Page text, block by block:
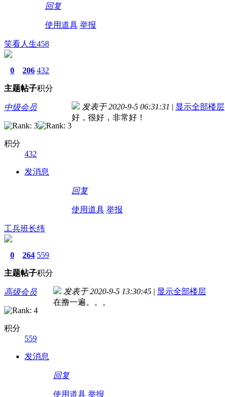
回复
使用道具 举报
笑看人生458
0
主题
206
帖子
432
积分
中级会员
积分
432
发消息
发表于 2020-9-5 06:31:31 | 显示全部楼层
好，很好，非常好！
回复
使用道具 举报
工兵班长纬
0
主题
264
帖子
559
积分
高级会员
积分
559
发消息
发表于 2020-9-5 13:30:45 | 显示全部楼层
在撸一遍。。。
回复
使用道具 举报